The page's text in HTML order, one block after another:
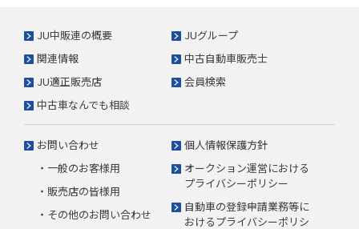
JU中販連の概要
JUグループ
関連情報
中古自動車販売士
JU適正販売店
会員検索
中古車なんでも相談
お問い合わせ
・一般のお客様用
・販売店の皆様用
・その他のお問い合わせ
個人情報保護方針
オークション運営における
プライバシーポリシー
自動車の登録申請業務等に
おけるプライバシーポリシ